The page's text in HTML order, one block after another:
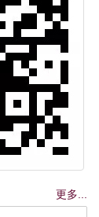
更多...